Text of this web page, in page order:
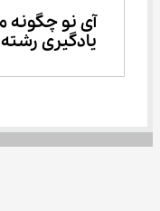
یادگیری رشته ‌های مهارتی کمک کند؟